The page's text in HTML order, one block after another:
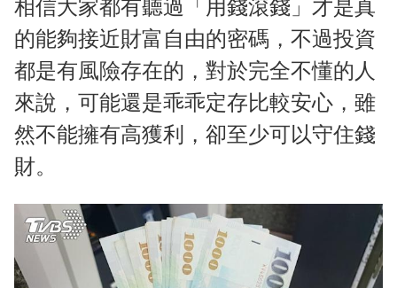
M
e
相信大家都有聽過「用錢滾錢」才是真
的能夠接近財富自由的密碼，不過投資
都是有風險存在的，對於完全不懂的人
來說，可能還是乖乖定存比較安心，雖
然不能擁有高獲利，卻至少可以守住錢
財。